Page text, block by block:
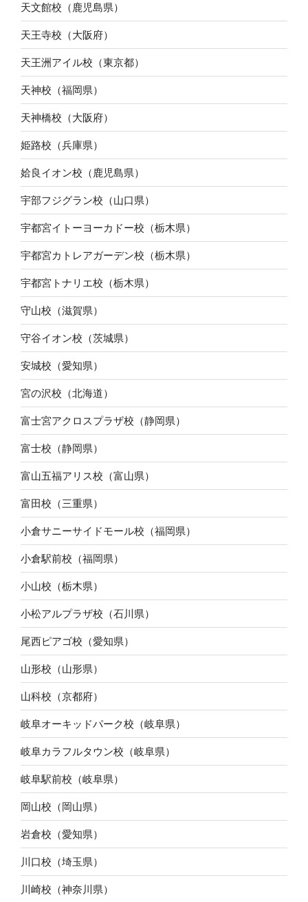
天文館校（鹿児島県）
天王寺校（大阪府）
天王洲アイル校（東京都）
天神校（福岡県）
天神橋校（大阪府）
姫路校（兵庫県）
姶良イオン校（鹿児島県）
宇部フジグラン校（山口県）
宇都宮イトーヨーカドー校（栃木県）
宇都宮カトレアガーデン校（栃木県）
宇都宮トナリエ校（栃木県）
守山校（滋賀県）
守谷イオン校（茨城県）
安城校（愛知県）
宮の沢校（北海道）
富士宮アクロスプラザ校（静岡県）
富士校（静岡県）
富山五福アリス校（富山県）
富田校（三重県）
小倉サニーサイドモール校（福岡県）
小倉駅前校（福岡県）
小山校（栃木県）
小松アルプラザ校（石川県）
尾西ピアゴ校（愛知県）
山形校（山形県）
山科校（京都府）
岐阜オーキッドパーク校（岐阜県）
岐阜カラフルタウン校（岐阜県）
岐阜駅前校（岐阜県）
岡山校（岡山県）
岩倉校（愛知県）
川口校（埼玉県）
川崎校（神奈川県）